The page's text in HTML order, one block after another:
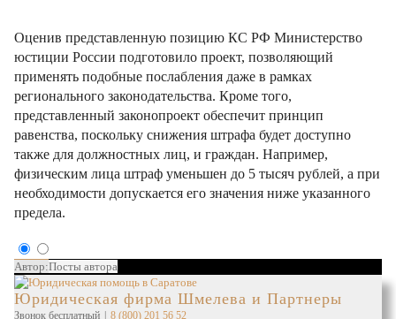
Оценив представленную позицию КС РФ Министерство
юстиции России подготовило проект, позволяющий
применять подобные послабления даже в рамках
регионального законодательства. Кроме того,
представленный законопроект обеспечит принцип
равенства, поскольку снижения штрафа будет доступно
также для должностных лиц, и граждан. Например,
физическим лица штраф уменьшен до 5 тысяч рублей, а при
необходимости допускается его значения ниже указанного
предела.
Автор:Посты автора
Юридическая фирма Шмелева и Партнеры
Звонок бесплатный 8 (800) 201 56 52